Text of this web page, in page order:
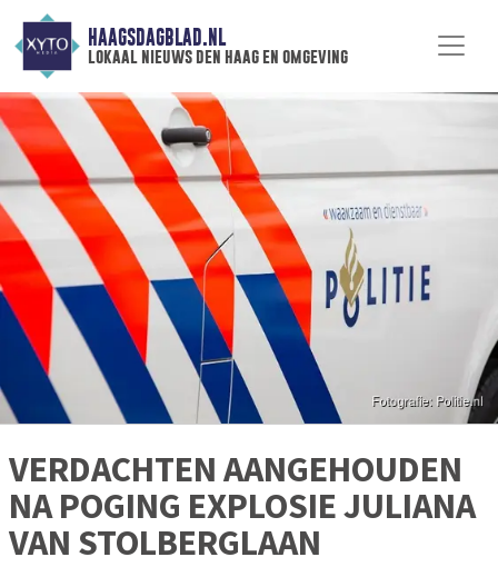
HAAGSDAGBLAD.NL
lokaal nieuws den haag en omgeving
VERDACHTEN AANGEHOUDEN
NA POGING EXPLOSIE JULIANA
VAN STOLBERGLAAN